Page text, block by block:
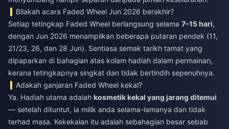
Bilakah acara Faded Wheel Jun 2026 berakhir?
Setiap tetingkap Faded Wheel berlangsung selama 7–15 hari,
dengan Jun 2026 menampilkan beberapa putaran pendek (11,
21/23, 26, dan 28 Jun). Sentiasa semak tarikh tamat yang
dipaparkan di bahagian atas kolam hadiah dalam permainan,
kerana tetingkapnya singkat dan tidak bertindih sepenuhnya.
Adakah ganjaran Faded Wheel kekal?
Ya. Hadiah utama adalah kosmetik kekal yang jarang ditemui
— setelah dituntut, ia milik anda selama-lamanya dan tidak
terhad masa. Kekekalan itu adalah sebahagian besar sebab